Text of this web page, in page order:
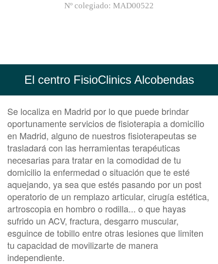
Nº colegiado: MAD00522
El centro FisioClinics Alcobendas
Se localiza en Madrid por lo que puede brindar
oportunamente servicios de fisioterapia a domicilio
en Madrid, alguno de nuestros fisioterapeutas se
trasladará con las herramientas terapéuticas
necesarias para tratar en la comodidad de tu
domicilio la enfermedad o situación que te esté
aquejando, ya sea que estés pasando por un post
operatorio de un remplazo articular, cirugía estética,
artroscopia en hombro o rodilla... o que hayas
sufrido un ACV, fractura, desgarro muscular,
esguince de tobillo entre otras lesiones que limiten
tu capacidad de movilizarte de manera
independiente.